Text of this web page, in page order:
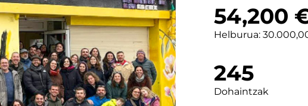
54,200
Helburua:
245
Dohaintzak